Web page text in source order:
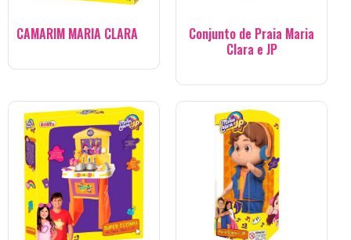
CAMARIM MARIA CLARA
Conjunto de Praia Maria
Clara e JP